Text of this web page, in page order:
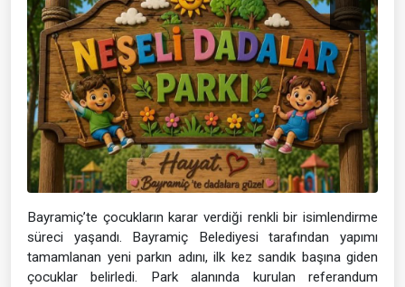
Bayramiç’te çocukların karar verdiği renkli bir isimlendirme
süreci yaşandı. Bayramiç Belediyesi tarafından yapımı
tamamlanan yeni parkın adını, ilk kez sandık başına giden
çocuklar belirledi. Park alanında kurulan referandum